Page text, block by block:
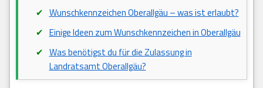
Wunschkennzeichen Oberallgäu – was ist erlaubt?
Einige Ideen zum Wunschkennzeichen in Oberallgäu
Was benötigst du für die Zulassung in
Landratsamt Oberallgäu?